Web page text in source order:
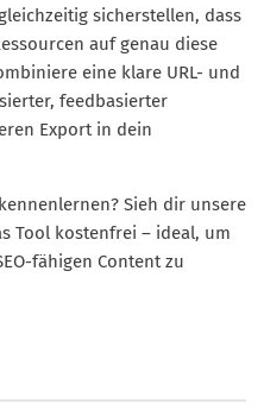
sicherstellen, dass
auf genau diese
eine klare URL- und
feedbasierter
Export in dein
Sieh dir unsere
Tool kostenfrei – ideal, um
fähigen Content zu